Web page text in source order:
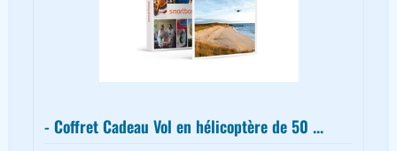
- Coffret Cadeau Vol en hélicoptère de 50 ...